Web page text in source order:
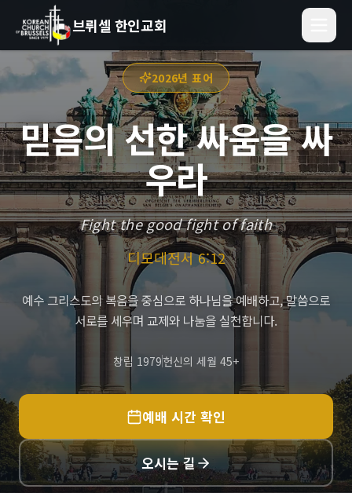
브뤼셀 한인교회
2026년 표어
믿음의 선한 싸움을 싸
우라
Fight the good fight of faith
디모데전서 6:12
예수 그리스도의 복음을 중심으로 하나님을 예배하고, 말씀으로
서로를 세우며 교제와 나눔을 실천합니다.
창립 1979헌신의 세월 45+
예배 시간 확인
오시는 길